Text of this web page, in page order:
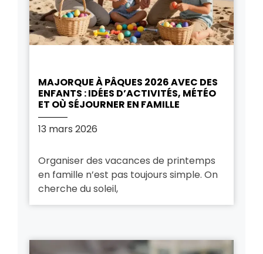
MAJORQUE À PÂQUES 2026 AVEC DES
ENFANTS : IDÉES D’ACTIVITÉS, MÉTÉO
ET OÙ SÉJOURNER EN FAMILLE
13 mars 2026
Organiser des vacances de printemps
en famille n’est pas toujours simple. On
cherche du soleil,